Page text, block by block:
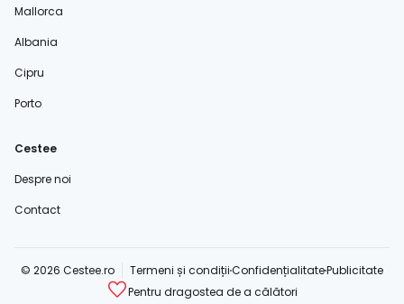
Mallorca
Albania
Cipru
Porto
Cestee
Despre noi
Contact
© 2026 Cestee.ro Termeni și condițiiConfidențialitatePublicitate
Pentru dragostea de a călători